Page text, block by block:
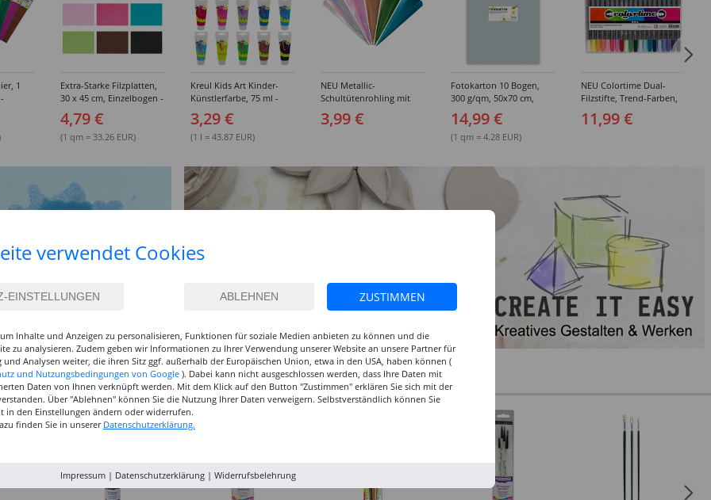
1
Extra-Starke Filzplatten,
30 x 45 cm, Einzelbogen -
Verschiedene Farben
4,79 €
(1 qm = 33.26 EUR)
Kreul Kids Art Kinder-
Künstlerfarbe, 75 ml -
Verschiedene Farben
3,29 €
(1 l = 43.87 EUR)
NEU Metallic-
Schultütenrohling mit
Steckverschluss, 6-eckig,
65 cm, 1 Stück -
3,99 €
Fotokarton 10 Bogen,
300 g/qm, 50x70 cm,
Silber Matt
14,99 €
(1 qm = 4.28 EUR)
NEU Colortime Dual-
Filzstifte, Trend-Farben,
Strichstärke 2,3+3,6 mm,
20 Stk.
11,99 €
verwendet Cookies
ZUSTIMMEN
Inhalte und Anzeigen zu personalisieren, Funktionen für soziale Medien anbieten zu können und die
zu analysieren. Zudem geben wir Informationen zu Ihrer Verwendung unserer Website an unsere Partner für
und Analysen weiter, die ihren Sitz ggf. außerhalb der Europäischen Union, etwa in den USA, haben können (
und Nutzungsbedingungen von Google ). Dabei kann nicht ausgeschlossen werden, dass Ihre Daten mit
Daten von Ihnen verknüpft werden. Mit dem Klick auf den Button "Zustimmen" erklären Sie sich mit der
Über "Ablehnen" können Sie die Nutzung Ihrer Daten verweigern. Selbstverständlich können Sie
in den Einstellungen ändern oder widerrufen.
finden Sie in unserer Datenschutzerklärung.
Impressum| Datenschutzerklärung| Widerrufsbelehrung